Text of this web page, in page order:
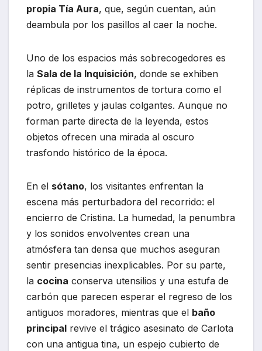
propia Tía Aura, que, según cuentan, aún
deambula por los pasillos al caer la noche.
Uno de los espacios más sobrecogedores es
la Sala de la Inquisición, donde se exhiben
réplicas de instrumentos de tortura como el
potro, grilletes y jaulas colgantes. Aunque no
forman parte directa de la leyenda, estos
objetos ofrecen una mirada al oscuro
trasfondo histórico de la época.
En el sótano, los visitantes enfrentan la
escena más perturbadora del recorrido: el
encierro de Cristina. La humedad, la penumbra
y los sonidos envolventes crean una
atmósfera tan densa que muchos aseguran
sentir presencias inexplicables. Por su parte,
la cocina conserva utensilios y una estufa de
carbón que parecen esperar el regreso de los
antiguos moradores, mientras que el baño
principal revive el trágico asesinato de Carlota
con una antigua tina, un espejo cubierto de